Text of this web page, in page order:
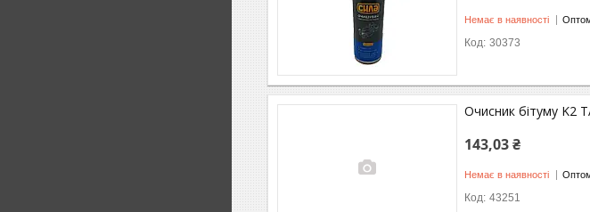
Немає в наявності Оптом
30373
Очисник бітуму K2
143,03 ₴
Немає в наявності Оптом
43251